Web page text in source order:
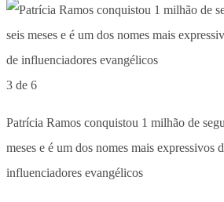
3 de 6
Patrícia Ramos conquistou 1 milhão de
meses e é um dos nomes mais expressivos
influenciadores evangélicos